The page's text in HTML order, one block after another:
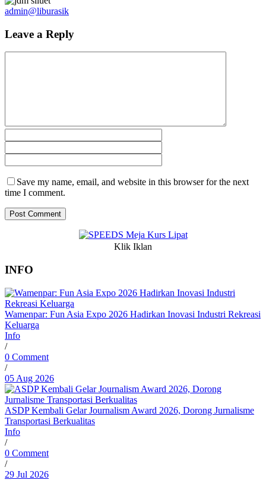
admin@liburasik
Leave a Reply
Save my name, email, and website in this browser for the next
time I comment.
Klik Iklan
INFO
Wamenpar: Fun Asia Expo 2026 Hadirkan Inovasi Industri Rekreasi
Keluarga
Info
/
0 Comment
/
05 Aug 2026
ASDP Kembali Gelar Journalism Award 2026, Dorong Jurnalisme
Transportasi Berkualitas
Info
/
0 Comment
/
29 Jul 2026